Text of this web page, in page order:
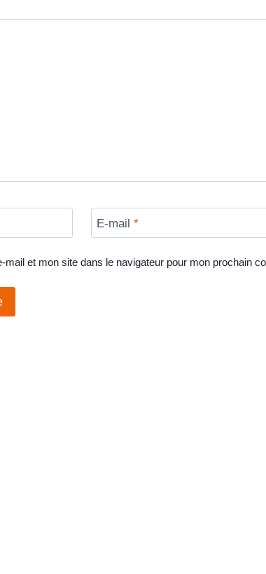
E-mail*
mail et mon site dans le navigateur pour mon prochain